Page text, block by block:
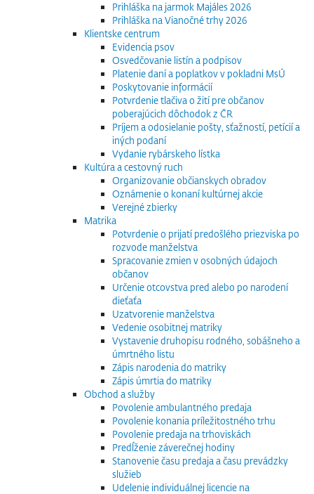
Prihláška na jarmok Majáles 2026
Prihláška na Vianočné trhy 2026
Klientske centrum
Evidencia psov
Osvedčovanie listín a podpisov
Platenie daní a poplatkov v pokladni MsÚ
Poskytovanie informácií
Potvrdenie tlačiva o žití pre občanov
poberajúcich dôchodok z ČR
Príjem a odosielanie pošty, sťažností, petícií a
iných podaní
Vydanie rybárskeho lístka
Kultúra a cestovný ruch
Organizovanie občianskych obradov
Oznámenie o konaní kultúrnej akcie
Verejné zbierky
Matrika
Potvrdenie o prijatí predošlého priezviska po
rozvode manželstva
Spracovanie zmien v osobných údajoch
občanov
Určenie otcovstva pred alebo po narodení
dieťaťa
Uzatvorenie manželstva
Vedenie osobitnej matriky
Vystavenie druhopisu rodného, sobášneho a
úmrtného listu
Zápis narodenia do matriky
Zápis úmrtia do matriky
Obchod a služby
Povolenie ambulantného predaja
Povolenie konania príležitostného trhu
Povolenie predaja na trhoviskách
Predĺženie záverečnej hodiny
Stanovenie času predaja a času prevádzky
služieb
Udelenie individuálnej licencie na